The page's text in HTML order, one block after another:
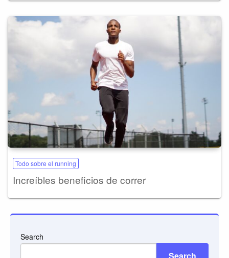
Todo sobre el running
Increíbles beneficios de correr
Search
Search